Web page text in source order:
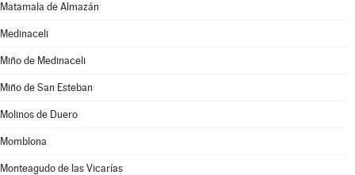
Matamala de Almazán
Medinaceli
Miño de Medinaceli
Miño de San Esteban
Molinos de Duero
Momblona
Monteagudo de las Vicarías